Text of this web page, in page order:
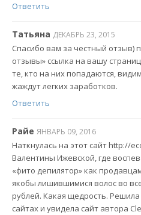
Ответить
Татьяна ДЕКАБРЬ 23, 2015
Спасибо вам за честный отзыв)
отзывы» ссылка на вашу
те, кто на них попадаются,
жаждут легких заработков.
Ответить
Райе ЯНВАРЬ 09, 2016
Наткнулась на этот сайт http://
Валентины Ижевской, где
«фито депилятор» как
якобы лишившимися волос во
рублей. Какая щедрость.
сайтах и увидела сайт автора